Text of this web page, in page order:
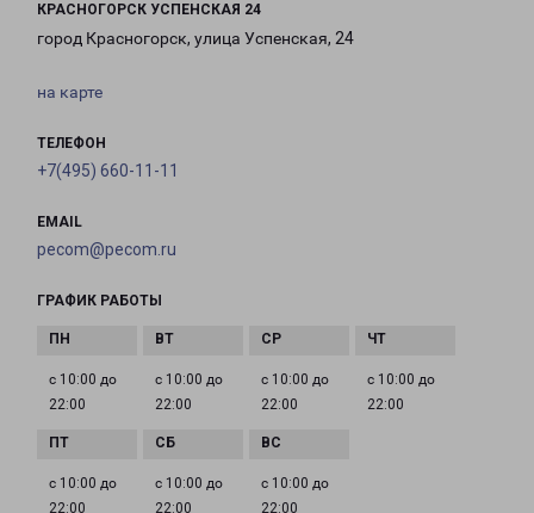
КРАСНОГОРСК УСПЕНСКАЯ 24
город Красногорск, улица Успенская, 24
на карте
ТЕЛЕФОН
+7(495) 660-11-11
EMAIL
pecom@pecom.ru
ГРАФИК РАБОТЫ
с 10:00 до
22:00
с 10:00 до
22:00
с 10:00 до
22:00
с 10:00 до
22:00
с 10:00 до
22:00
с 10:00 до
22:00
с 10:00 до
22:00